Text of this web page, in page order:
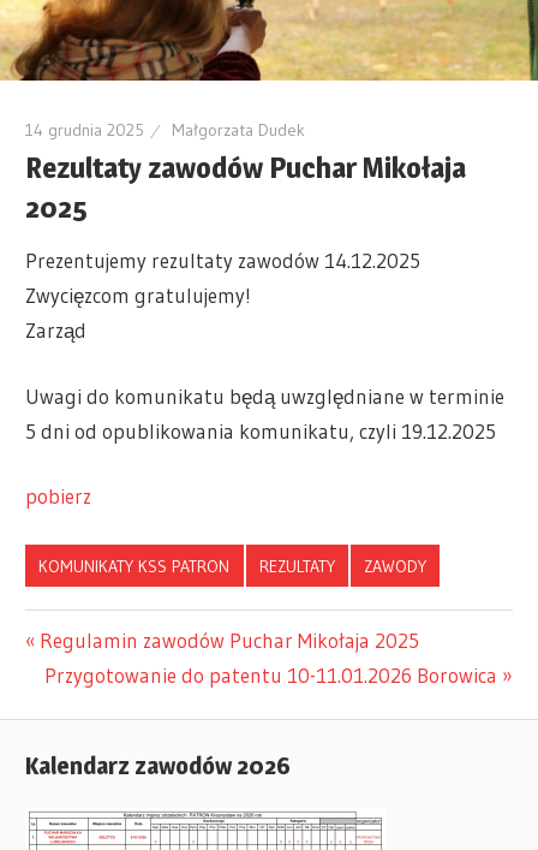
14 grudnia 2025 Małgorzata Dudek
Rezultaty zawodów Puchar Mikołaja
2025
Prezentujemy rezultaty zawodów 14.12.2025
Zwycięzcom gratulujemy!
Zarząd
Uwagi do komunikatu będą uwzględniane w terminie
5 dni od opublikowania komunikatu, czyli 19.12.2025
pobierz
KOMUNIKATY KSS PATRON REZULTATY ZAWODY
Nawigacja
wpisu
Previous
Post:
Regulamin zawodów Puchar Mikołaja 2025
Next
Przygotowanie do patentu 10-11.01.2026 Borowica
Kalendarz zawodów 2026